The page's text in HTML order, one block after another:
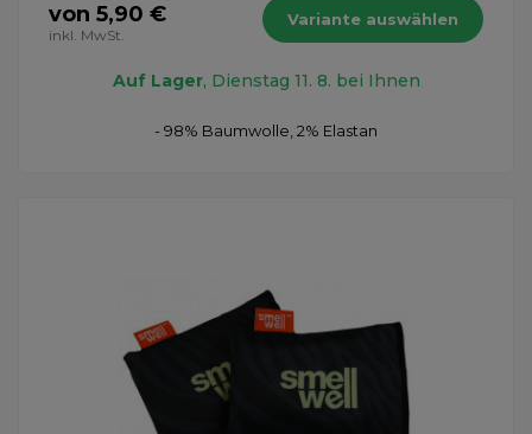
von 5,90 €
inkl. MwSt.
Variante auswählen
Auf Lager, Dienstag 11. 8. bei Ihnen
- 98% Baumwolle, 2% Elastan